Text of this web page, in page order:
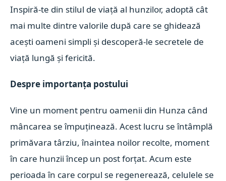
Inspiră-te din stilul de viață al hunzilor, adoptă cât
mai multe dintre valorile după care se ghidează
acești oameni simpli și descoperă-le secretele de
viață lungă și fericită.
Despre importanța postului
Vine un moment pentru oamenii din Hunza când
mâncarea se împuținează. Acest lucru se întâmplă
primăvara târziu, înaintea noilor recolte, moment
în care hunzii încep un post forțat. Acum este
perioada în care corpul se regenerează, celulele se